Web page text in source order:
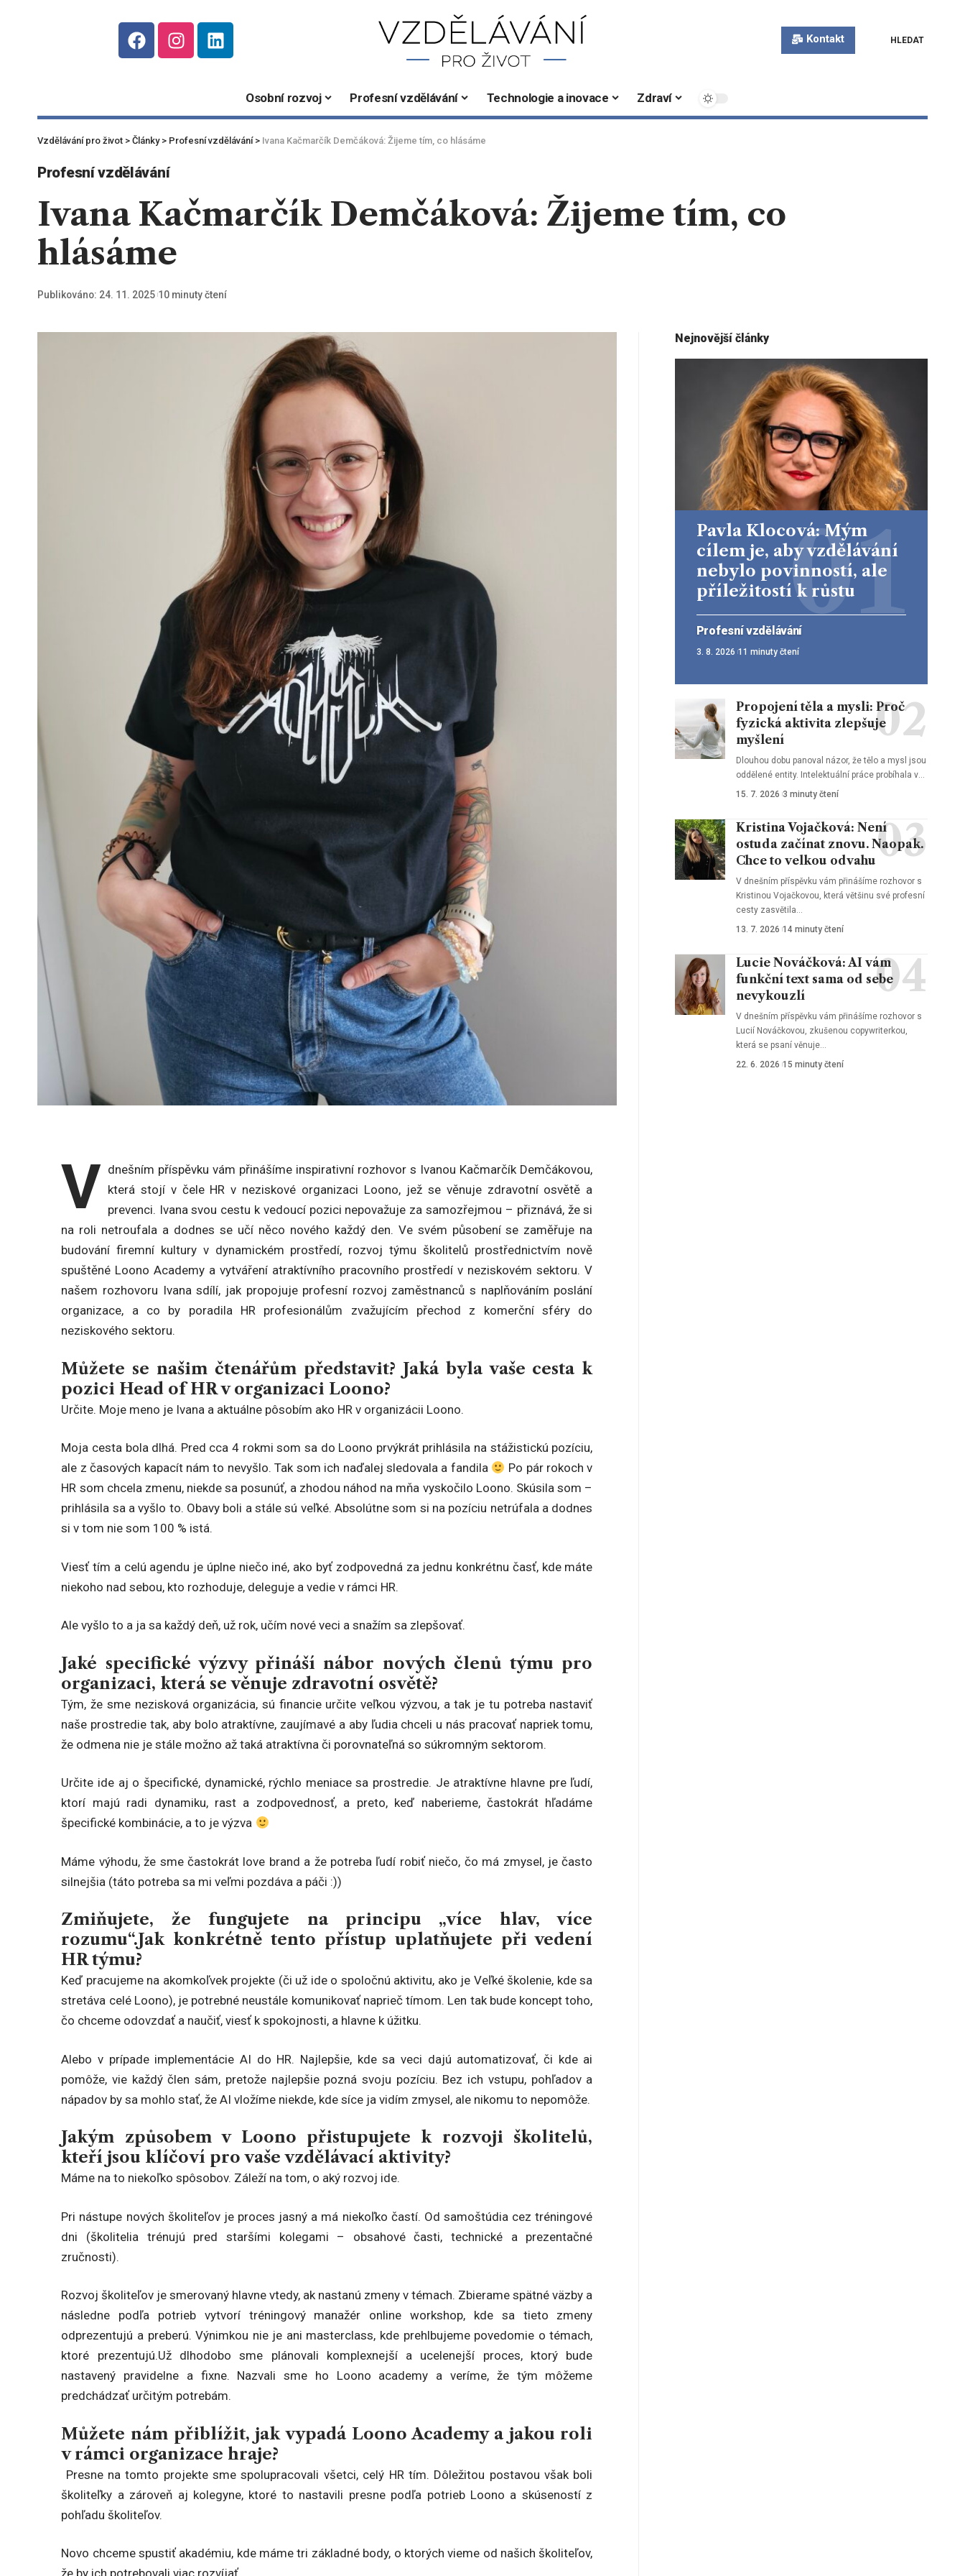
Kontakt HLEDAT
Osobní rozvoj Profesní vzdělávání Technologie a inovace Zdraví
Vzdělávání pro život > Články> Profesní vzdělávání> Ivana Kačmarčík Demčáková: Žijeme tím, co hlásáme
Profesní vzdělávání
Ivana Kačmarčík Demčáková: Žijeme tím, co
hlásáme
Publikováno: 24. 11. 2025 10 minuty čtení
V dnešním příspěvku vám přinášíme inspirativní rozhovor s Ivanou Kačmarčík Demčákovou,
která stojí v čele HR v neziskové organizaci Loono, jež se věnuje zdravotní osvětě a
prevenci. Ivana svou cestu k vedoucí pozici nepovažuje za samozřejmou – přiznává, že si
na roli netroufala a dodnes se učí něco nového každý den. Ve svém působení se zaměřuje na
budování firemní kultury v dynamickém prostředí, rozvoj týmu školitelů prostřednictvím nově
spuštěné Loono Academy a vytváření atraktívního pracovního prostředí v neziskovém sektoru. V
našem rozhovoru Ivana sdílí, jak propojuje profesní rozvoj zaměstnanců s naplňováním poslání
organizace, a co by poradila HR profesionálům zvažujícím přechod z komerční sféry do
neziskového sektoru.
Můžete se našim čtenářům představit? Jaká byla vaše cesta k
pozici Head of HRv organizaci Loono?
Určite. Moje meno je Ivana a aktuálne pôsobím ako HR v organizácii Loono.
Moja cesta bola dlhá. Pred cca 4 rokmi som sa do Loono prvýkrát prihlásila na stážistickú pozíciu,
ale z časových kapacít nám to nevyšlo. Tak som ich naďalej sledovala a fandila
Po pár rokoch v
HR som chcela zmenu, niekde sa posunúť, a zhodou náhod na mňa vyskočilo Loono. Skúsila som –
prihlásila sa a vyšlo to. Obavy boli a stále sú veľké. Absolútne som si na pozíciu netrúfala a dodnes
si v tom nie som 100 % istá.
Viesť tím a celú agendu je úplne niečo iné, ako byť zodpovedná za jednu konkrétnu časť, kde máte
niekoho nad sebou, kto rozhoduje, deleguje a vedie v rámci HR.
Ale vyšlo to a ja sa každý deň, už rok, učím nové veci a snažím sa zlepšovať.
Jaké specifické výzvy přináší nábor nových členů týmu pro
organizaci, která sevěnuje zdravotní osvětě?
Tým, že sme nezisková organizácia, sú financie určite veľkou výzvou, a tak je tu potreba nastaviť
naše prostredie tak, aby bolo atraktívne, zaujímavé a aby ľudia chceli u nás pracovať napriek tomu,
že odmena nie je stále možno až taká atraktívna či porovnateľná so súkromným sektorom.
Určite ide aj o špecifické, dynamické, rýchlo meniace sa prostredie. Je atraktívne hlavne pre ľudí,
ktorí majú radi dynamiku, rast a zodpovednosť, a preto, keď naberieme, častokrát hľadáme
špecifické kombinácie, a to je výzva
Máme výhodu, že sme častokrát love brand a že potreba ľudí robiť niečo, čo má zmysel, je často
silnejšia (táto potreba sa mi veľmi pozdáva a páči :))
Zmiňujete, že fungujete na principu „více hlav, více
rozumu“.Jak konkrétnětento přístup uplatňujete při vedení
HR týmu?
Keď pracujeme na akomkoľvek projekte (či už ide o spoločnú aktivitu, ako je Veľké školenie, kde sa
stretáva celé Loono), je potrebné neustále komunikovať naprieč tímom. Len tak bude koncept toho,
čo chceme odovzdať a naučiť, viesť k spokojnosti, a hlavne k úžitku.
Alebo v prípade implementácie AI do HR. Najlepšie, kde sa veci dajú automatizovať, či kde ai
pomôže, vie každý člen sám, pretože najlepšie pozná svoju pozíciu. Bez ich vstupu, pohľadov a
nápadov by sa mohlo stať, že AI vložíme niekde, kde síce ja vidím zmysel, ale nikomu to nepomôže.
Jakým způsobem v Loono přistupujete k rozvoji školitelů,
kteří jsou klíčoví provaše vzdělávací aktivity?
Máme na to niekoľko spôsobov. Záleží na tom, o aký rozvoj ide.
Pri nástupe nových školiteľov je proces jasný a má niekoľko častí. Od samoštúdia cez tréningové
dni (školitelia trénujú pred staršími kolegami – obsahové časti, technické a prezentačné
zručnosti).
Rozvoj školiteľov je smerovaný hlavne vtedy, ak nastanú zmeny v témach. Zbierame spätné väzby a
následne podľa potrieb vytvorí tréningový manažér online workshop, kde sa tieto zmeny
odprezentujú a preberú. Výnimkou nie je ani masterclass, kde prehlbujeme povedomie o témach,
ktoré prezentujú.Už dlhodobo sme plánovali komplexnejší a ucelenejší proces, ktorý bude
nastavený pravidelne a fixne. Nazvali sme ho Loono academy a veríme, že tým môžeme
predchádzať určitým potrebám.
Můžete nám přiblížit, jak vypadá Loono Academy a jakou roli
v rámci organizace hraje?
Presne na tomto projekte sme spolupracovali všetci, celý HR tím. Dôležitou postavou však boli
školiteľky a zároveň aj kolegyne, ktoré to nastavili presne podľa potrieb Loono a skúseností z
pohľadu školiteľov.
Novo chceme spustiť akadémiu, kde máme tri základné body, o ktorých vieme od našich školiteľov,
Nejnovější články
Pavla Klocová: Mým
cílem je, aby vzdělávání
nebylo povinností, ale
příležitostí k růstu
Profesní vzdělávání
3. 8. 2026 11 minuty čtení
Propojení těla a mysli: Proč
fyzická aktivita zlepšuje
myšlení
Dlouhou dobu panoval názor, že tělo a mysl jsou
oddělené entity. Intelektuální práce probíhala v…
15. 7. 2026 3 minuty čtení
Kristina Vojačková: Není
ostuda začínat znovu. Naopak.
Chce to velkou odvahu
V dnešním příspěvku vám přinášíme rozhovor s
Kristinou Vojačkovou, která většinu své profesní
cesty zasvětila…
13. 7. 2026 14 minuty čtení
Lucie Nováčková: AI vám
funkční text sama od sebe
nevykouzlí
V dnešním příspěvku vám přinášíme rozhovor s
Lucií Nováčkovou, zkušenou copywriterkou,
která se psaní věnuje…
22. 6. 2026 15 minuty čtení